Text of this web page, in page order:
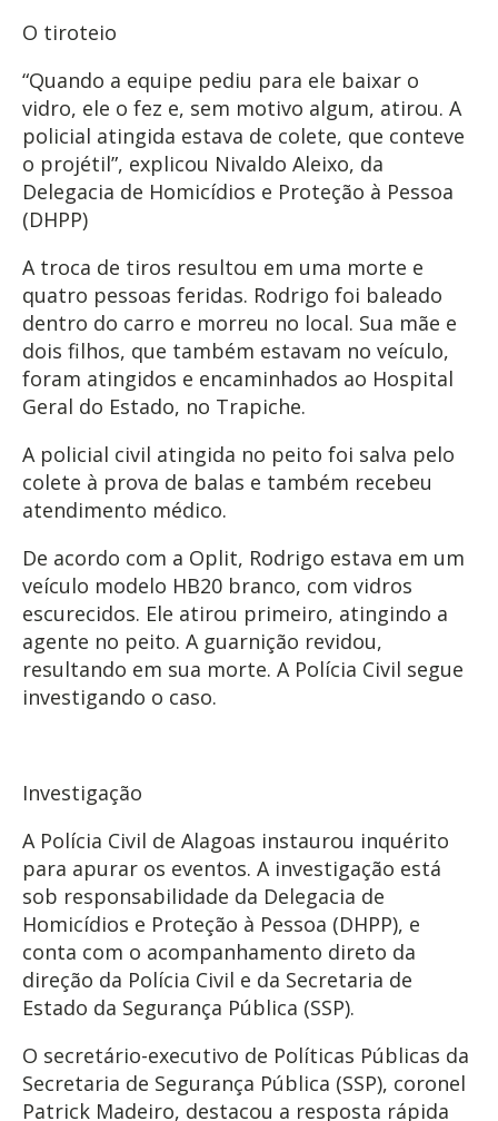
O tiroteio
“Quando a equipe pediu para ele baixar o
vidro, ele o fez e, sem motivo algum, atirou. A
policial atingida estava de colete, que conteve
o projétil”, explicou Nivaldo Aleixo, da
Delegacia de Homicídios e Proteção à Pessoa
(DHPP)
A troca de tiros resultou em uma morte e
quatro pessoas feridas. Rodrigo foi baleado
dentro do carro e morreu no local. Sua mãe e
dois filhos, que também estavam no veículo,
foram atingidos e encaminhados ao Hospital
Geral do Estado, no Trapiche.
A policial civil atingida no peito foi salva pelo
colete à prova de balas e também recebeu
atendimento médico.
De acordo com a Oplit, Rodrigo estava em um
veículo modelo HB20 branco, com vidros
escurecidos. Ele atirou primeiro, atingindo a
agente no peito. A guarnição revidou,
resultando em sua morte. A Polícia Civil segue
investigando o caso.
Investigação
A Polícia Civil de Alagoas instaurou inquérito
para apurar os eventos. A investigação está
sob responsabilidade da Delegacia de
Homicídios e Proteção à Pessoa (DHPP), e
conta com o acompanhamento direto da
direção da Polícia Civil e da Secretaria de
Estado da Segurança Pública (SSP).
O secretário-executivo de Políticas Públicas da
Secretaria de Segurança Pública (SSP), coronel
Patrick Madeiro, destacou a resposta rápida